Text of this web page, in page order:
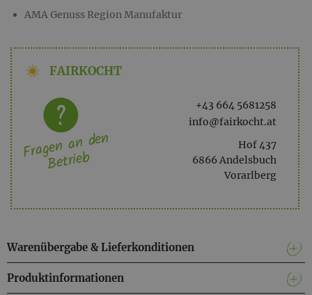
AMA Genuss Region Manufaktur
FAIRKOCHT
+43 664 5681258
info@fairkocht.at
Hof 437
6866 Andelsbuch
Vorarlberg
Fragen an den
Betrieb
Warenübergabe & Lieferkonditionen
Produktinformationen